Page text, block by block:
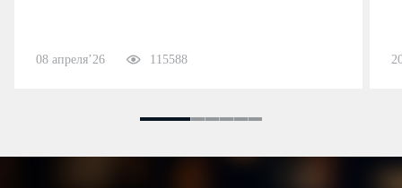
08 апреля’26 115588